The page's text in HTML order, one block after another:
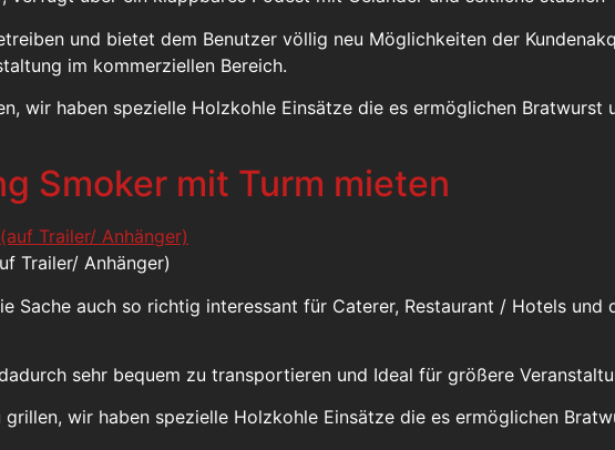
und bietet dem Benutzer völlig neu Möglichkeiten der
im kommerziellen Bereich.
wir haben spezielle Holzkohle Einsätze die es ermöglichen Bratwurst
Smoker mit Turm mieten
Trailer/ Anhänger)
Sache auch so richtig interessant für Caterer, Restaurant / Hotels und
sehr bequem zu transportieren und Ideal für größere
wir haben spezielle Holzkohle Einsätze die es ermöglichen